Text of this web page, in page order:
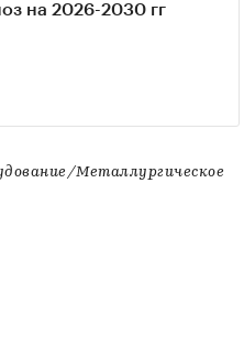
на 2026-2030 гг
Металлургическое